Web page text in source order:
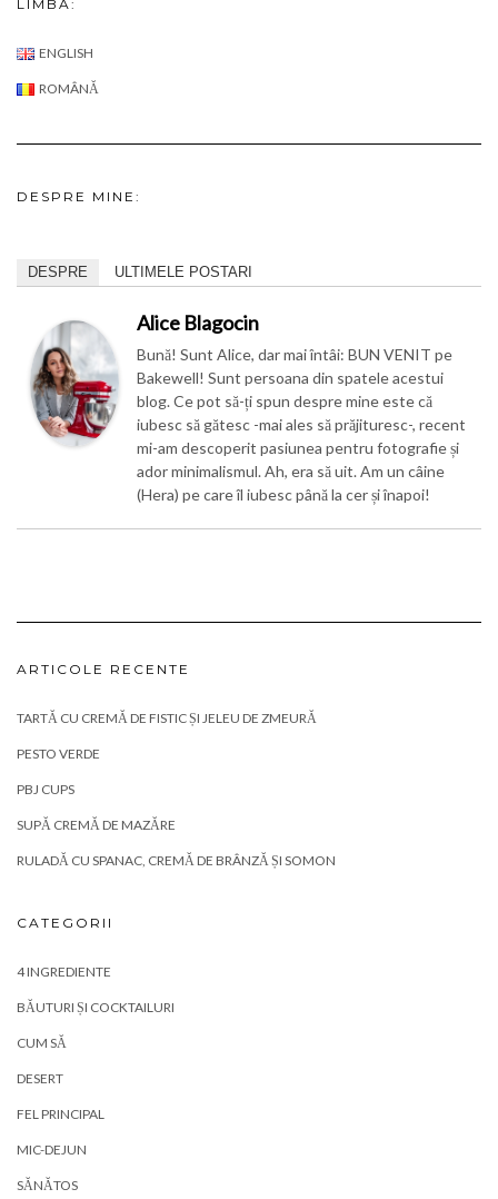
DESPRE MINE:
Alice Blagocin
Bakewell! Sunt persoana din spatele acestui
blog. Ce pot să-ți spun despre mine este că
iubesc să gătesc -mai ales să prăjituresc-, recent
mi-am descoperit pasiunea pentru fotografie și
ador minimalismul. Ah, era să uit. Am un câine
(Hera) pe care îl iubesc până la cer și înapoi!
PBJ CUPS
SUPĂ CREMĂ DE MAZĂRE
RULADĂ CU SPANAC, CREMĂ DE BRÂNZĂ ȘI SOMON
4 INGREDIENTE
CUM SĂ
DESERT
FEL PRINCIPAL
MIC-DEJUN
SĂNĂTOS
SĂRBĂTORI